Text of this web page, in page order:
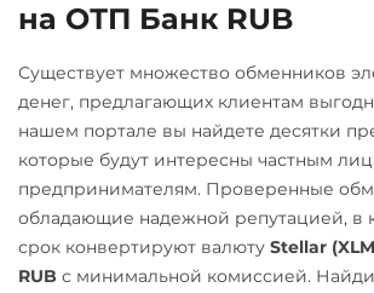
Pax
ERC20
Pepe
USD
KZT
JPY
на ОТП Банк RUB
Существует множество обменников
денег, предлагающих клиентам
нашем портале вы найдете десятки
которые будут интересны частным
предпринимателям. Проверенные
обладающие надежной репутацией, в
срок конвертируют валюту Stellar
RUB с минимальной комиссией.